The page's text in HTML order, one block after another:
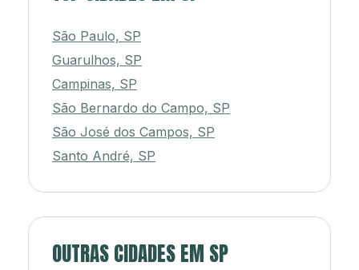
São Paulo, SP
Guarulhos, SP
Campinas, SP
São Bernardo do Campo, SP
São José dos Campos, SP
Santo André, SP
OUTRAS CIDADES EM SP